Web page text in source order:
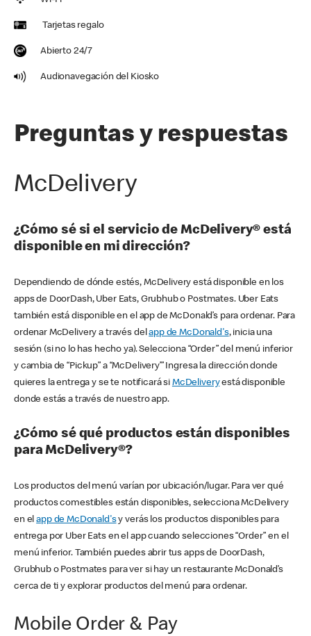
Tarjetas regalo
Abierto 24/7
Audionavegación del Kiosko
Preguntas y respuestas
McDelivery
¿Cómo sé si el servicio de McDelivery® está
disponible en mi dirección?
Dependiendo de dónde estés, McDelivery está disponible en los
apps de DoorDash, Uber Eats, Grubhub o Postmates. Uber Eats
también está disponible en el app de McDonald’s para ordenar. Para
ordenar McDelivery a través delapp de McDonald's, inicia una
sesión (si no lo has hecho ya). Selecciona “Order” del menú inferior
y cambia de “Pickup” a “McDelivery’” Ingresa la dirección donde
quieres la entrega y se te notificará si McDeliveryestá disponible
donde estás a través de nuestro app.
¿Cómo sé qué productos están disponibles
para McDelivery®?
Los productos del menú varían por ubicación/lugar. Para ver qué
productos comestibles están disponibles, selecciona McDelivery
en elapp de McDonald'sy verás los productos disponibles para
entrega por Uber Eats en el app cuando selecciones “Order” en el
menú inferior. También puedes abrir tus apps de DoorDash,
Grubhub o Postmates para ver si hay un restaurante McDonald’s
cerca de ti y explorar productos del menú para ordenar.
Mobile Order & Pay